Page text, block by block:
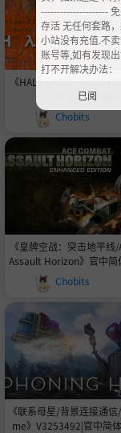
《HALF LIFE》BUILD
英文|容量230MB
Chobits
《皇牌空战：突击地平
Assault Horizon》官中简
赠解锁存档+修改器
Chobits
《联系母星/背景连接通
me》V3253492|官中简
---------------------
存活 无任何套路
小站没有充值.不
账号等,如有发现
打不开解决办法：
已阅